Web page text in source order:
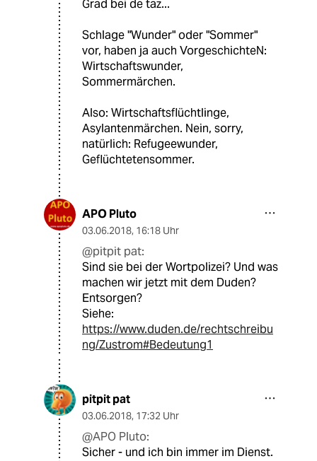
Grad bei de taz...
Schlage "Wunder" oder "Sommer"
vor, haben ja auch VorgeschichteN:
Wirtschaftswunder,
Sommermärchen.
Also: Wirtschaftsflüchtlinge,
Asylantenmärchen. Nein, sorry,
natürlich: Refugeewunder,
Geflüchtetensommer.
APO Pluto
03.06.2018, 16:18 Uhr
@pitpit pat:
Sind sie bei der Wortpolizei? Und was
machen wir jetzt mit dem Duden?
Entsorgen?
Siehe:
https://www.duden.de/rechtschreibu
ng/Zustrom#Bedeutung1
pitpit pat
03.06.2018, 17:32 Uhr
@APO Pluto:
Sicher - und ich bin immer im Dienst.